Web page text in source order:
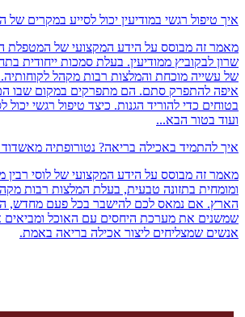
רגשי במודיעין יכול לסייע במקרים של
זה מבוסס על הידע המקצועי של המטפלת
ממודיעין. בעלת סמכות ייחודית בתחומה,
מוכחת והמלצות רבות מקהל לקוחותיה.
להתפרק סתם. הם מתפרקים במקום שבו הם
כדי להוריד הגנות. כיצד טיפול רגשי יכול לסייע
הבא...
באכילה בריאה? נטורופתיה מאשדוד
מבוסס על הידע המקצועי של לוסי רבין
בתזונה טבעית, בעלת המלצות רבות מקהל
אם נמאס לכם להישבר בכל פעם מחדש, הנה
את מערכת היחסים עם האוכל ומביאים את
שמצליחים ליצור אכילה בריאה באמת.